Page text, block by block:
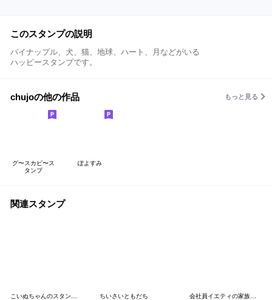
このスタンプの説明
パイナップル、犬、猫、地球、ハート、月などがいる
ハッピースタンプです。
chujoの他の作品 もっと見る
グ〜スカピ〜ス
タンプ
ぽよすみ
関連スタンプ
こいぬちゃんのスタンプ３ ちいさいともだち 会社員イエティの家族連絡/待ち合わせ用